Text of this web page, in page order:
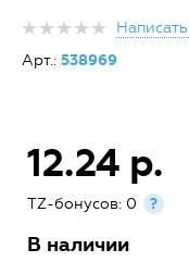
Арт.: 538969
12.24 р.
TZ-бонусов: 0 ?
В наличии